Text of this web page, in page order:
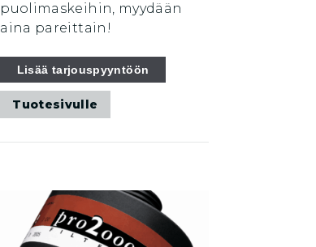
puolimaskeihin, myydään
aina pareittain!
Lisää tarjouspyyntöön
Tuotesivulle